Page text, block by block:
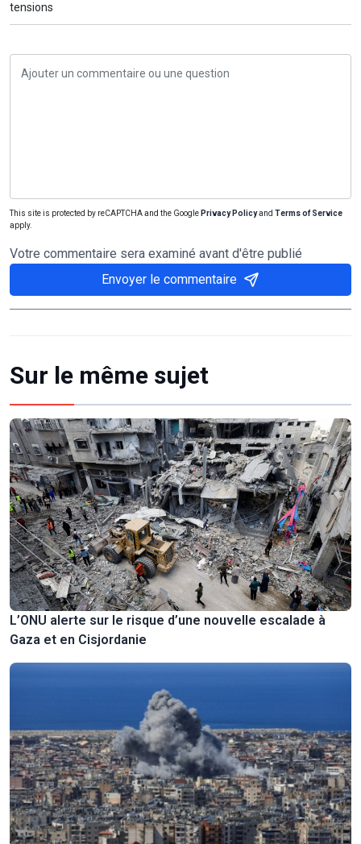
tensions
This site is protected by reCAPTCHA and the Google Privacy Policyand Terms of Service
apply.
Votre commentaire sera examiné avant d'être publié
Envoyer le commentaire
Sur le même sujet
L’ONU alerte sur le risque d’une nouvelle escalade à
Gaza et en Cisjordanie